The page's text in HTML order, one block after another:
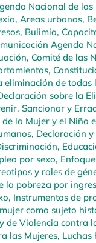
Nacional de las
, Areas urbanas,
, Bulimia,
Agenda
, Comité de las
,
eliminación de
sobre la
Sancionar y
la Mujer y el Niño
, Declaración
,
por sexo,
y roles de
la pobreza por
, Instrumentos de
como sujeto
de Violencia contra
las Mujeres, Luchas